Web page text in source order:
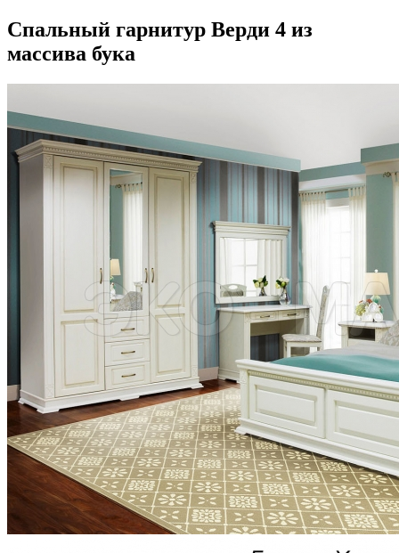
Спальный гарнитур Верди 4 из
массива бука